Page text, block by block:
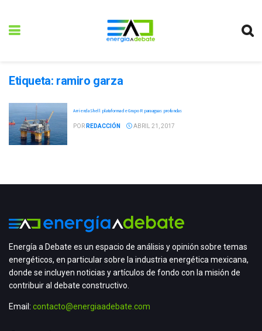
Etiqueta: ramiro garza
Arrienda Shell plataforma de Grupo R para aguas profundas
POR REDACCIÓN ABRIL 21, 2017
Energía a Debate es un espacio de análisis y opinión sobre temas
energéticos, en particular sobre la industria energética mexicana,
donde se incluyen noticias y artículos de fondo con la misión de
contribuir al debate constructivo.
Email: contacto@energiaadebate.com